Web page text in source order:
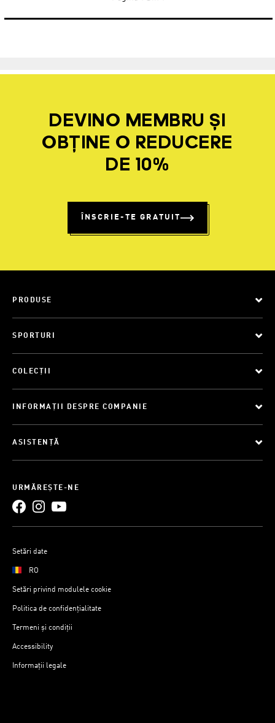
DEVINO MEMBRU ȘI
OBȚINE O REDUCERE
DE 10%
ÎNSCRIE-TE GRATUIT
PRODUSE
SPORTURI
COLECȚII
INFORMAȚII DESPRE COMPANIE
ASISTENȚĂ
URMĂREȘTE-NE
Setări date
RO
Setări privind modulele cookie
Politica de confidențialitate
Termeni și condiții
Accessibility
Informații legale